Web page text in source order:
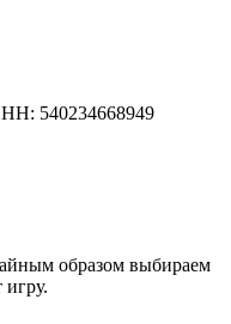
540234668949
образом выбираем